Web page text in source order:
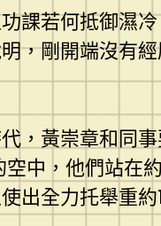
課若何抵御濕
，剛開端沒有
，黃崇章和同
中，他們站在
出全力托舉重